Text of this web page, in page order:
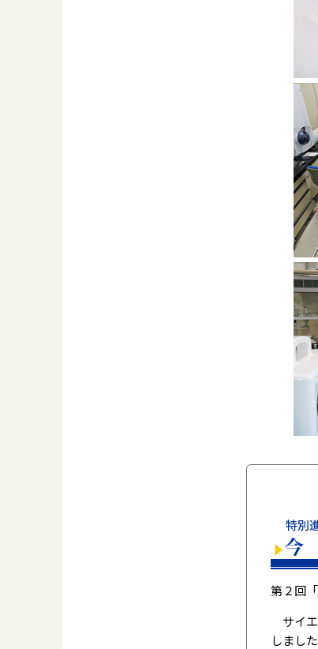
第２回
サイ
しまし